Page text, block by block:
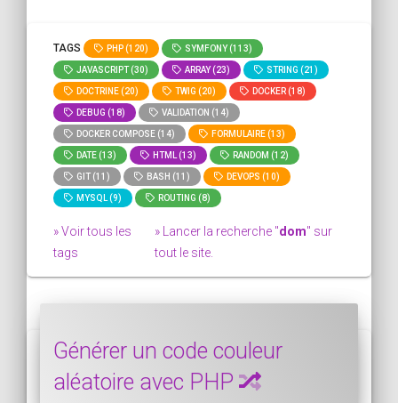
TAGS PHP (120) SYMFONY (113)
JAVASCRIPT (30) ARRAY (23) STRING (21)
DOCTRINE (20) TWIG (20) DOCKER (18)
DEBUG (18) VALIDATION (14)
DOCKER COMPOSE (14) FORMULAIRE (13)
DATE (13) HTML (13) RANDOM (12)
GIT (11) BASH (11) DEVOPS (10)
MYSQL (9) ROUTING (8)
» Voir tous les
tags
» Lancer la recherche "dom" sur
tout le site.
Générer un code couleur
aléatoire avec PHP